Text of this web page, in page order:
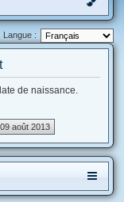
Langue :
de naissance.